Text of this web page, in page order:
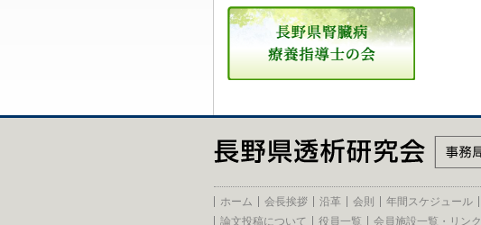
ホーム 会長挨拶 沿革 会則 年間スケジュール
論文投稿について
役員一覧 会員施設一覧・リンク